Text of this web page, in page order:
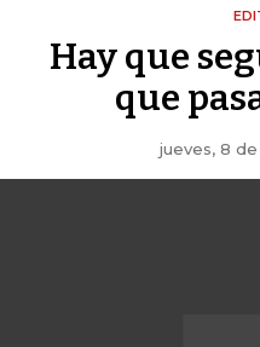
Hay que
que
jueves, 8